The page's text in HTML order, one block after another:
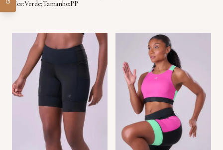
Cor:Verde;Tamanho:PP